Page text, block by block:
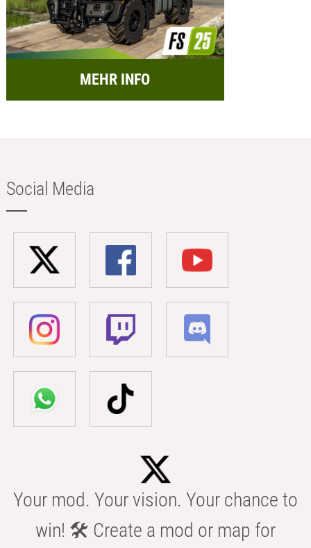
MEHR INFO
Social Media
Your mod. Your vision. Your chance to
win! 🛠️ Create a mod or map for